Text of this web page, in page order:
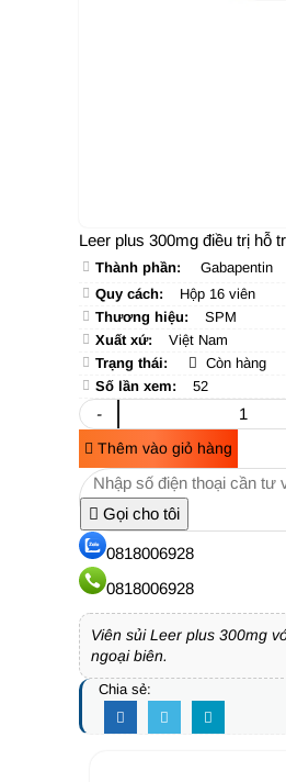
Leer plus 300mg điều trị hỗ
Thành phần:
Gabapentin
Quy cách:
Hộp 16 viên
Thương hiệu:
SPM
Xuất xứ:
Việt Nam
Trạng thái:
Còn hàng
Số lần xem:
52
-
Thêm vào giỏ hàng
Gọi cho tôi
0818006928
0818006928
Viên sủi Leer plus 300mg
ngoại biên.
Chia sẻ: